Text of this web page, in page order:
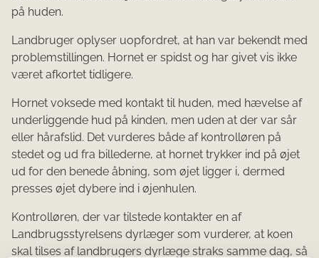
på huden.
Landbruger oplyser uopfordret, at han var bekendt med
problemstillingen. Hornet er spidst og har givet vis ikke
været afkortet tidligere.
Hornet voksede med kontakt til huden, med hævelse af
underliggende hud på kinden, men uden at der var sår
eller hårafslid. Det vurderes både af kontrolløren på
stedet og ud fra billederne, at hornet trykker ind på øjet
ud for den benede åbning, som øjet ligger i, dermed
presses øjet dybere ind i øjenhulen.
Kontrolløren, der var tilstede kontakter en af
Landbrugsstyrelsens dyrlæger som vurderer, at koen
skal tilses af landbrugers dyrlæge straks samme dag, så